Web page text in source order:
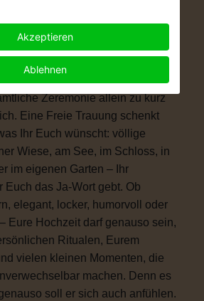
wünschen sich eine Hochzeit, die
Vielleicht ist eine kirchliche
Richtige für Euch. Vielleicht ist
Zeremonie allein zu kurz
Eine Freie Trauung schenkt
Ihr Euch wünscht: völlige
Wiese, am See, im Schloss, in
im eigenen Garten – Ihr
Euch das Ja-Wort gebt. Ob
elegant, locker, humorvoll oder
Eure Hochzeit darf genauso sein,
Ritualen, Eurem
vielen kleinen Momenten, die
machen. Denn es
soll er sich auch anfühlen.
Akzeptieren
Ablehnen